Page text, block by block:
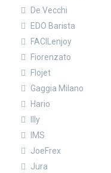
De Vecchi
EDO Barista
FACILenjoy
Fiorenzato
Flojet
Gaggia Milano
Hario
Illy
IMS
JoeFrex
Jura